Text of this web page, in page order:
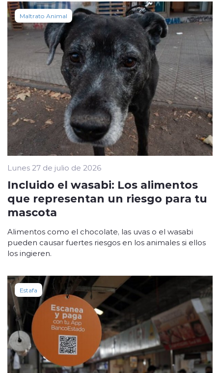
Maltrato Animal
Lunes 27 de julio de 2026
Incluido el wasabi: Los alimentos
que representan un riesgo para tu
mascota
Alimentos como el chocolate, las uvas o el wasabi
pueden causar fuertes riesgos en los animales si ellos
los ingieren.
Estafa